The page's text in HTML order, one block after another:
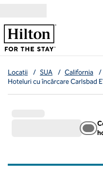
Locații / SUA / California /
Hoteluri cu încărcare Carlsbad